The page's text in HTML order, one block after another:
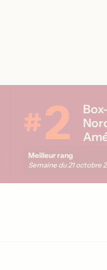
#2
Meilleur rang
Semaine du21 octobre